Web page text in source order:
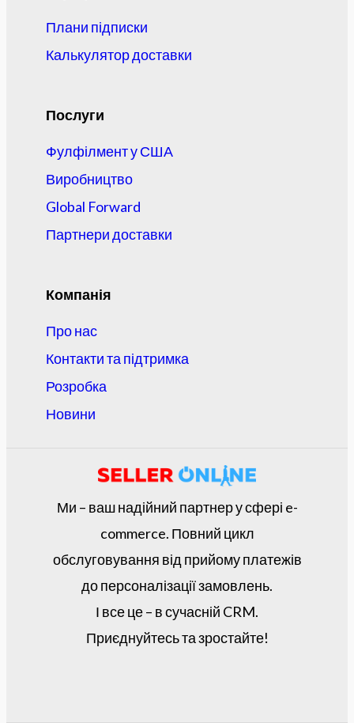
Плани підписки
Калькулятор доставки
Послуги
Фулфілмент у США
Виробництво
Global Forward
Партнери доставки
Компанія
Про нас
Контакти та підтримка
Розробка
Новини
Ми – ваш надійний партнер у сфері e-
commerce. Повний цикл
обслуговування від прийому платежів
до персоналізації замовлень.
І все це – в сучасній CRM.
Приєднуйтесь та зростайте!